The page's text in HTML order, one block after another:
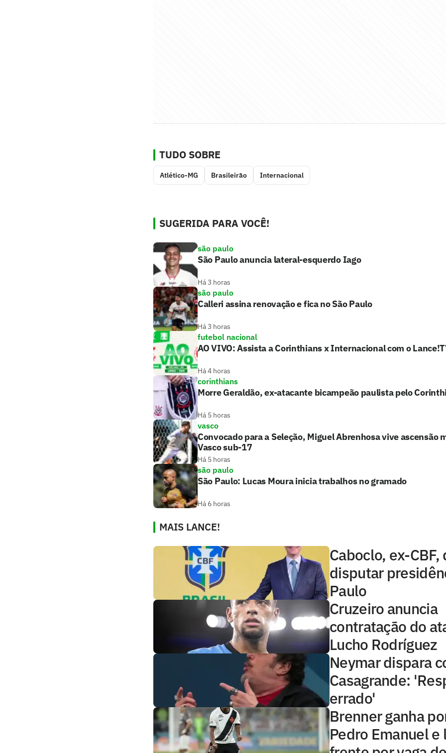
TUDO SOBRE
Atlético-MG Brasileirão Internacional
SUGERIDA PARA VOCÊ!
são paulo
São Paulo anuncia lateral-esquerdo Iago
Há 3 horas
são paulo
Calleri assina renovação e fica no São Paulo
Há 3 horas
futebol nacional
AO VIVO: Assista a Corinthians x Internacional com o
Há 4 horas
corinthians
Morre Geraldão, ex-atacante bicampeão paulista pelo
Há 5 horas
vasco
Convocado para a Seleção, Miguel Abrenhosa vive ascensão
Vasco sub-17
Há 5 horas
são paulo
São Paulo: Lucas Moura inicia trabalhos no gramado
Há 6 horas
MAIS LANCE!
Caboclo, ex-CBF,
disputar
Paulo
Cruzeiro anuncia
contratação do
Lucho Rodríguez
Neymar dispara
Casagrande:
errado'
Brenner ganha
Pedro Emanuel e